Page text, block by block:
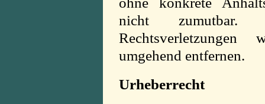
nicht zumutbar.
umgehend entfernen.
Urheberrecht